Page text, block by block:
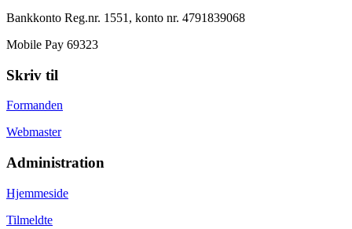
Bankkonto Reg.nr. 1551, konto nr. 4791839068
Mobile Pay 69323
Skriv til
Formanden
Webmaster
Administration
Hjemmeside
Tilmeldte